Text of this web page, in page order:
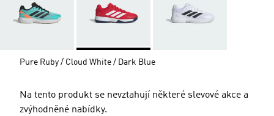
Pure Ruby / Cloud White / Dark Blue
Na tento produkt se nevztahují některé slevové akce a
zvýhodněné nabídky.